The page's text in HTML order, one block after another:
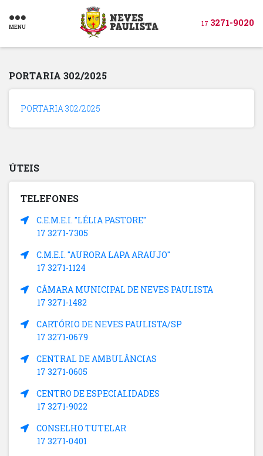
MENU 17 3271-9020
PORTARIA 302/2025
PORTARIA 302/2025
ÚTEIS
TELEFONES
C.E.M.E.I. "LÉLIA PASTORE"
17 3271-7305
C.M.E.I. "AURORA LAPA ARAUJO"
17 3271-1124
CÂMARA MUNICIPAL DE NEVES PAULISTA
17 3271-1482
CARTÓRIO DE NEVES PAULISTA/SP
17 3271-0679
CENTRAL DE AMBULÂNCIAS
17 3271-0605
CENTRO DE ESPECIALIDADES
17 3271-9022
CONSELHO TUTELAR
17 3271-0401